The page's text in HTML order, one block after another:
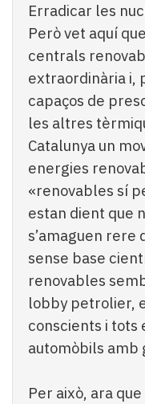
Erradicar les
Però vet aquí
centrals
extraordinària i,
capaços de
les altres
Catalunya un
energies
«renovables sí
estan dient que
s’amaguen rere
sense base
renovables
lobby petrolier,
conscients i tots
automòbils amb
Per això, ara